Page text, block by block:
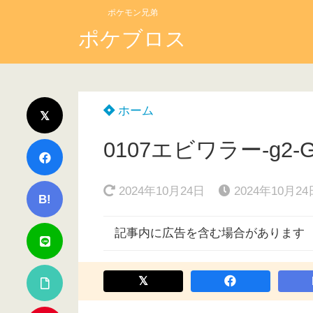
ポケモン兄弟
ポケブロス
B!
ホーム
0107エビワラー-g2-
2024年10月24日 2024年10月24
記事内に広告を含む場合があります